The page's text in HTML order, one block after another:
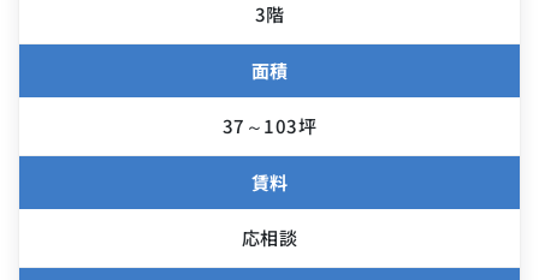
3階
面積
37～103坪
賃料
応相談